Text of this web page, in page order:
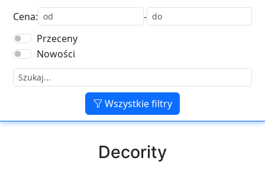
Cena:
-
Przeceny
Nowości
Wszystkie filtry
Decority